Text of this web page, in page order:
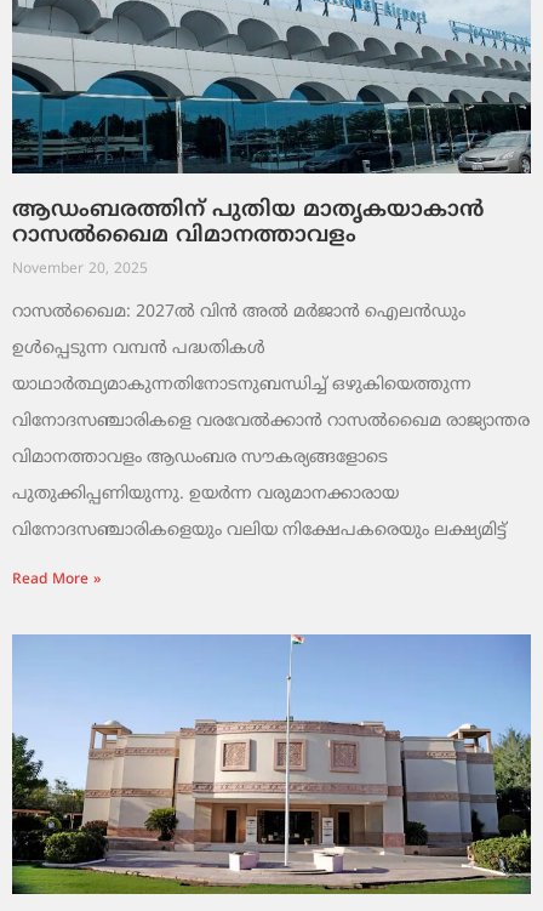
ആഡംബരത്തിന് പുതിയ മാതൃകയാകാൻ
റാസൽഖൈമ വിമാനത്താവളം
November 20, 2025
റാസൽഖൈമ: 2027ൽ വിൻ അൽ മർജാൻ ഐലൻഡും
ഉൾപ്പെടുന്ന വമ്പൻ പദ്ധതികൾ
യാഥാർത്ഥ്യമാകുന്നതിനോടനുബന്ധിച്ച് ഒഴുകിയെത്തുന്ന
വിനോദസഞ്ചാരികളെ വരവേൽക്കാൻ റാസൽഖൈമ രാജ്യാന്തര
വിമാനത്താവളം ആഡംബര സൗകര്യങ്ങളോടെ
പുതുക്കിപ്പണിയുന്നു. ഉയർന്ന വരുമാനക്കാരായ
വിനോദസഞ്ചാരികളെയും വലിയ നിക്ഷേപകരെയും ലക്ഷ്യമിട്ട്
Read More »